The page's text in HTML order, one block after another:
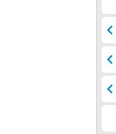
chevron_left
chevron_left
chevron_left